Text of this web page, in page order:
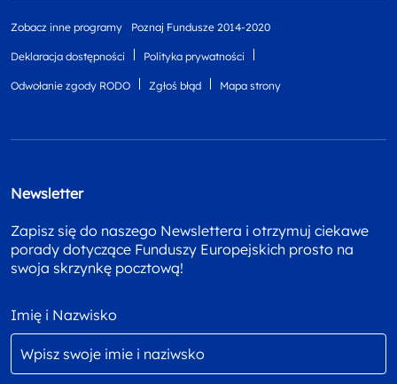
Zobacz inne programy Poznaj Fundusze 2014-2020
Deklaracja dostępności Polityka prywatności
Odwołanie zgody RODO Zgłoś błąd Mapa strony
Newsletter
Zapisz się do naszego Newslettera i otrzymuj ciekawe
porady dotyczące Funduszy Europejskich prosto na
swoja skrzynkę pocztową!
Imię i Nazwisko